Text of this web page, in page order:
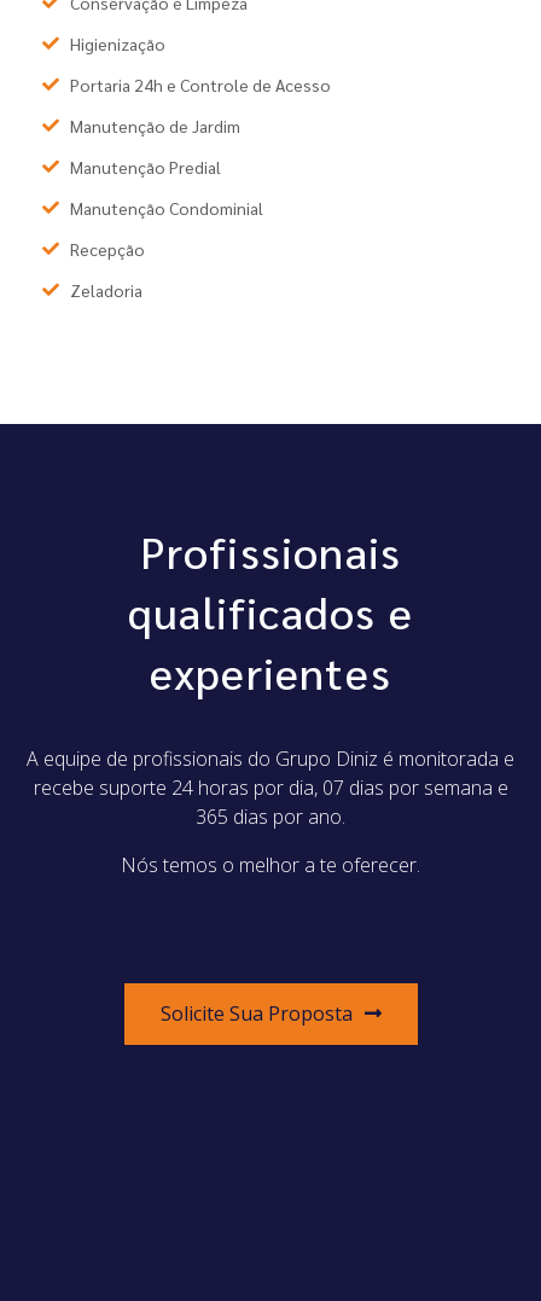
Higienização
Portaria 24h e Controle de Acesso
Manutenção de Jardim
Manutenção Predial
Manutenção Condominial
Recepção
Zeladoria
Profissionais
qualificados e
experientes
A equipe de profissionais do Grupo Diniz é monitorada e
recebe suporte 24 horas por dia, 07 dias por semana e
365 dias por ano.
Nós temos o melhor a te oferecer.
Solicite Sua Proposta